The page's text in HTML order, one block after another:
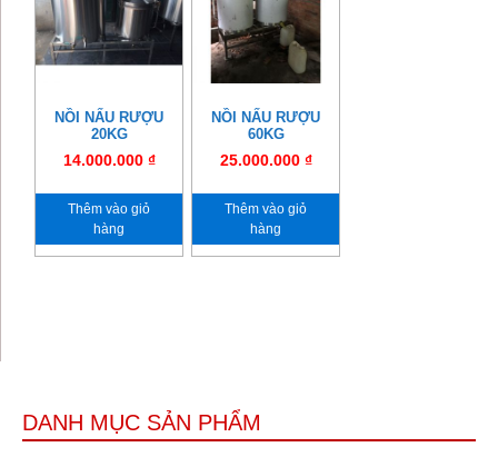
NỒI NẤU RƯỢU
20KG
14.000.000 ₫
Thêm vào giỏ
hàng
NỒI NẤU RƯỢU
60KG
25.000.000 ₫
Thêm vào giỏ
hàng
DANH MỤC SẢN PHẨM